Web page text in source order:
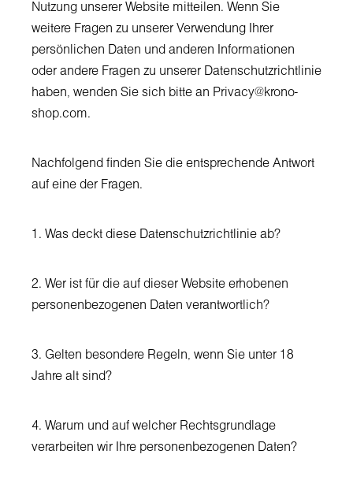
Nutzung unserer Website mitteilen. Wenn Sie
weitere Fragen zu unserer Verwendung Ihrer
persönlichen Daten und anderen Informationen
oder andere Fragen zu unserer Datenschutzrichtlinie
haben, wenden Sie sich bitte an Privacy@krono-
shop.com.
Nachfolgend finden Sie die entsprechende Antwort
auf eine der Fragen.
1. Was deckt diese Datenschutzrichtlinie ab?
2. Wer ist für die auf dieser Website erhobenen
personenbezogenen Daten verantwortlich?
3. Gelten besondere Regeln, wenn Sie unter 18
Jahre alt sind?
4. Warum und auf welcher Rechtsgrundlage
verarbeiten wir Ihre personenbezogenen Daten?